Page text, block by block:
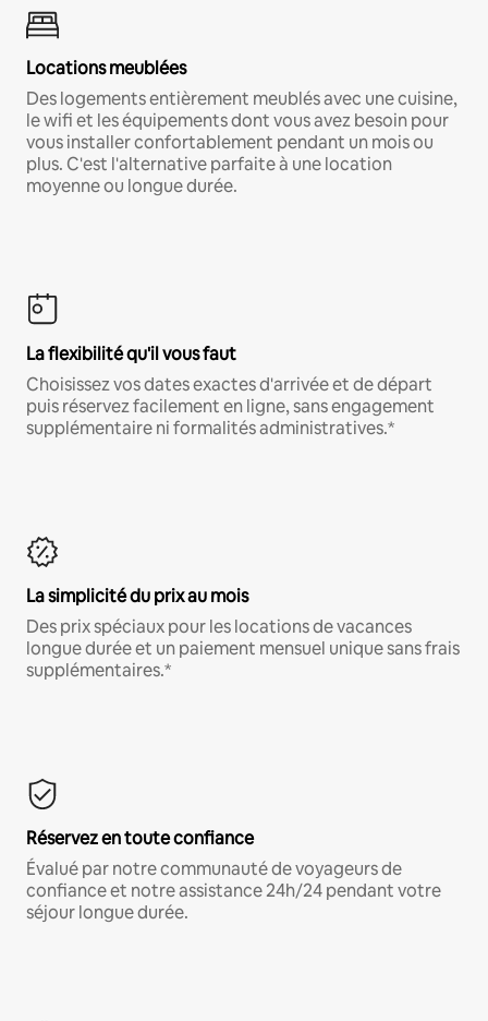
Locations meublées
Des logements entièrement meublés avec une cuisine,
le wifi et les équipements dont vous avez besoin pour
vous installer confortablement pendant un mois ou
plus. C'est l'alternative parfaite à une location
moyenne ou longue durée.
La flexibilité qu'il vous faut
Choisissez vos dates exactes d'arrivée et de départ
puis réservez facilement en ligne, sans engagement
supplémentaire ni formalités administratives.*
La simplicité du prix au mois
Des prix spéciaux pour les locations de vacances
longue durée et un paiement mensuel unique sans frais
supplémentaires.*
Réservez en toute confiance
Évalué par notre communauté de voyageurs de
confiance et notre assistance 24h/24 pendant votre
séjour longue durée.